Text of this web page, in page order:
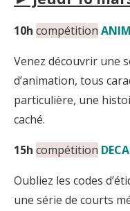
10h compétition
Venez découvrir une
d’animation, tous
particulière, une
caché.
15h compétition
Oubliez les codes
une série de courts